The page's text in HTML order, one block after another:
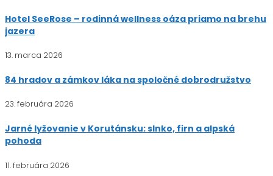
Hotel SeeRose – rodinná wellness oáza priamo na brehu
jazera
13. marca 2026
84 hradov a zámkov láka na spoločné dobrodružstvo
23. februára 2026
Jarné lyžovanie v Korutánsku: slnko, firn a alpská
pohoda
11. februára 2026